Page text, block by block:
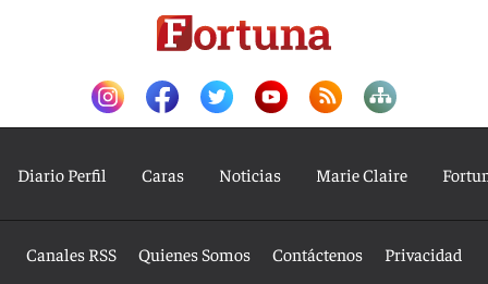
Diario Perfil Caras Noticias Marie Claire
Canales RSS Quienes Somos Contáctenos
Privacidad